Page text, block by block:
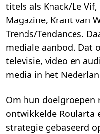
titels als Knack/Le Vif,
Magazine, Krant van
Trends/Tendances.
mediale aanbod. Dat
televisie, video en
media in het
Om hun doelgroepen
ontwikkelde Roularta
strategie gebaseerd